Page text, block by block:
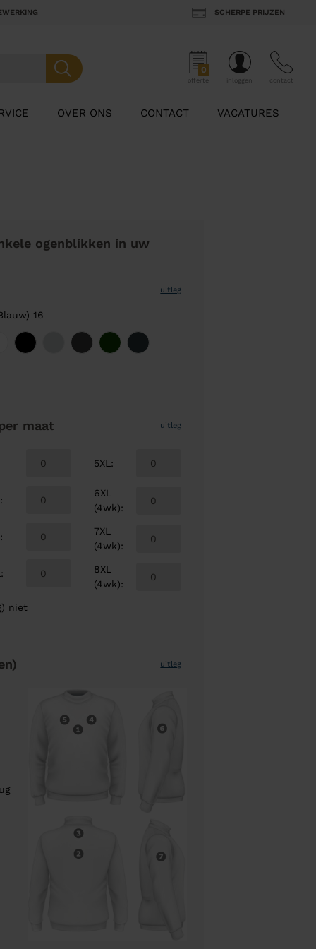
SCHERPE PRIJZEN
0
offerte inloggen contact
OVER ONS CONTACT VACATURES
ogenblikken in uw
uitleg
16
maat uitleg
:
:
:
5XL :
6XL
(4wk):
7XL
(4wk):
8XL
(4wk):
niet
uitleg